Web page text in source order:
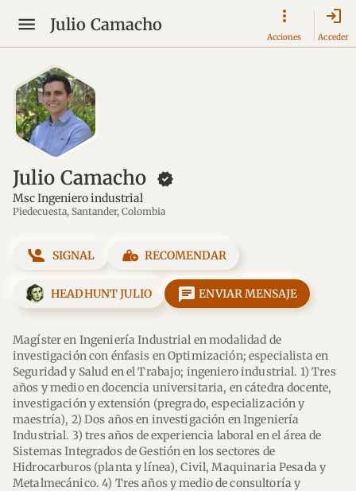
Julio Camacho
Acciones
login
Acceder
Julio Camacho new_releases
Msc Ingeniero industrial
Piedecuesta, Santander, Colombia
SIGNAL RECOMENDAR
HEADHUNT JULIO message ENVIAR MENSAJE
Magíster en Ingeniería Industrial en modalidad de
investigación con énfasis en Optimización; especialista en
Seguridad y Salud en el Trabajo; ingeniero industrial. 1) Tres
años y medio en docencia universitaria, en cátedra docente,
investigación y extensión (pregrado, especialización y
maestría), 2) Dos años en investigación en Ingeniería
Industrial. 3) tres años de experiencia laboral en el área de
Sistemas Integrados de Gestión en los sectores de
Hidrocarburos (planta y línea), Civil, Maquinaria Pesada y
Metalmecánico. 4) Tres años y medio de consultoría y